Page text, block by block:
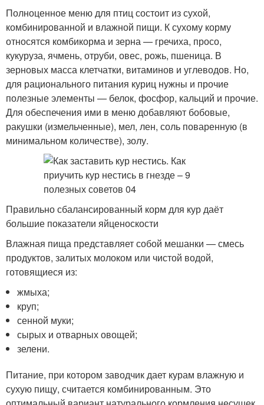
Полноценное меню для птиц состоит из сухой,
комбинированной и влажной пищи. К сухому корму
относятся комбикорма и зерна — гречиха, просо,
кукуруза, ячмень, отруби, овес, рожь, пшеница. В
зерновых масса клетчатки, витаминов и углеводов. Но,
для рационального питания куриц нужны и прочие
полезные элементы — белок, фосфор, кальций и прочие.
Для обеспечения ими в меню добавляют бобовые,
ракушки (измельченные), мел, лен, соль поваренную (в
минимальном количестве), золу.
Правильно сбалансированный корм для кур даёт
большие показатели яйценоскости
Влажная пища представляет собой мешанки — смесь
продуктов, залитых молоком или чистой водой,
готовящиеся из:
жмыха;
круп;
сенной муки;
сырых и отварных овощей;
зелени.
Питание, при котором заводчик дает курам влажную и
сухую пищу, считается комбинированным. Это